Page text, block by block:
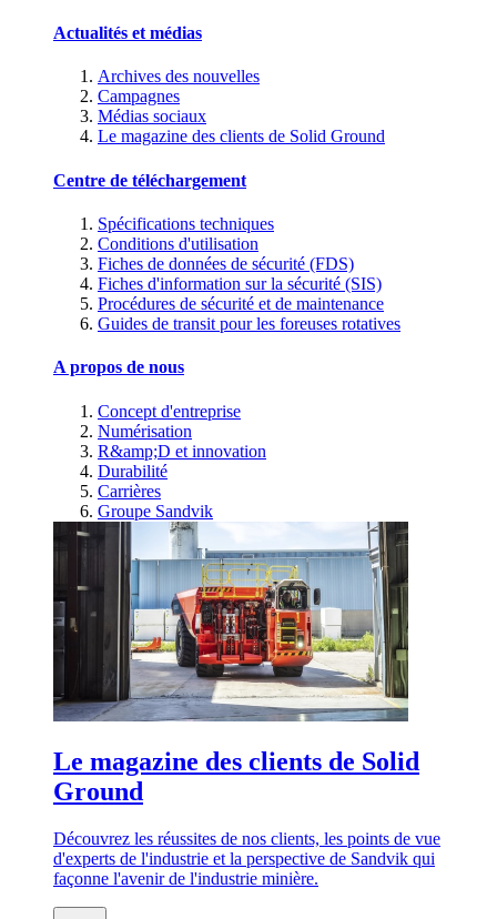
Actualités et médias
Archives des nouvelles
Campagnes
Médias sociaux
Le magazine des clients de Solid Ground
Centre de téléchargement
Spécifications techniques
Conditions d'utilisation
Fiches de données de sécurité (FDS)
Fiches d'information sur la sécurité (SIS)
Procédures de sécurité et de maintenance
Guides de transit pour les foreuses rotatives
A propos de nous
Concept d'entreprise
Numérisation
R&amp;D et innovation
Durabilité
Carrières
Groupe Sandvik
Le magazine des clients de Solid
Ground
Découvrez les réussites de nos clients, les points de vue
d'experts de l'industrie et la perspective de Sandvik qui
façonne l'avenir de l'industrie minière.